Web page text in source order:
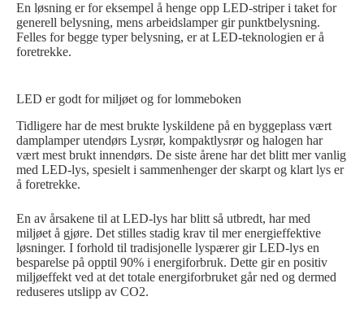
En løsning er for eksempel å henge opp LED-striper i taket for
generell belysning, mens arbeidslamper gir punktbelysning.
Felles for begge typer belysning, er at LED-teknologien er å
foretrekke.
LED er godt for miljøet og for lommeboken
Tidligere har de mest brukte lyskildene på en byggeplass vært
damplamper utendørs Lysrør, kompaktlysrør og halogen har
vært mest brukt innendørs. De siste årene har det blitt mer vanlig
med LED-lys, spesielt i sammenhenger der skarpt og klart lys er
å foretrekke.
En av årsakene til at LED-lys har blitt så utbredt, har med
miljøet å gjøre. Det stilles stadig krav til mer energieffektive
løsninger. I forhold til tradisjonelle lyspærer gir LED-lys en
besparelse på opptil 90% i energiforbruk. Dette gir en positiv
miljøeffekt ved at det totale energiforbruket går ned og dermed
reduseres utslipp av CO2.